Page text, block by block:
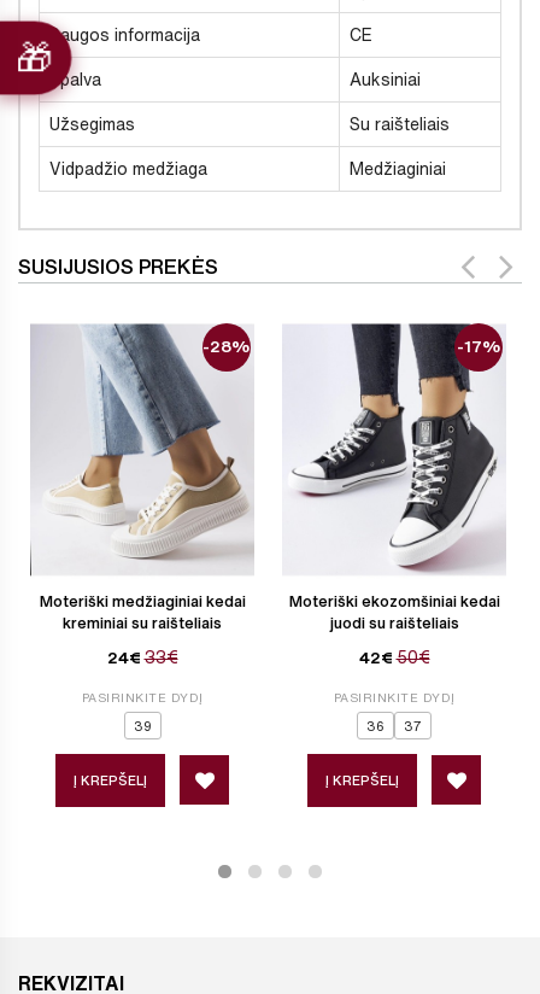
Saugos informacija CE
Spalva Auksiniai
Užsegimas Su raišteliais
Vidpadžio medžiaga Medžiaginiai
SUSIJUSIOS PREKĖS
Moteriški medžiaginiai kedai
kreminiai su raišteliais
24€ 33€
-28%
PASIRINKITE DYDĮ
39
Į KREPŠELĮ
Moteriški ekozomšiniai kedai
juodi su raišteliais
42€ 50€
-17%
PASIRINKITE DYDĮ
36 37
Į KREPŠELĮ
REKVIZITAI